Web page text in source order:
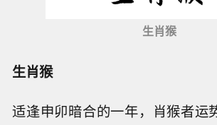
生肖猴
生肖猴
适逢申卯暗合的一年，肖猴者运